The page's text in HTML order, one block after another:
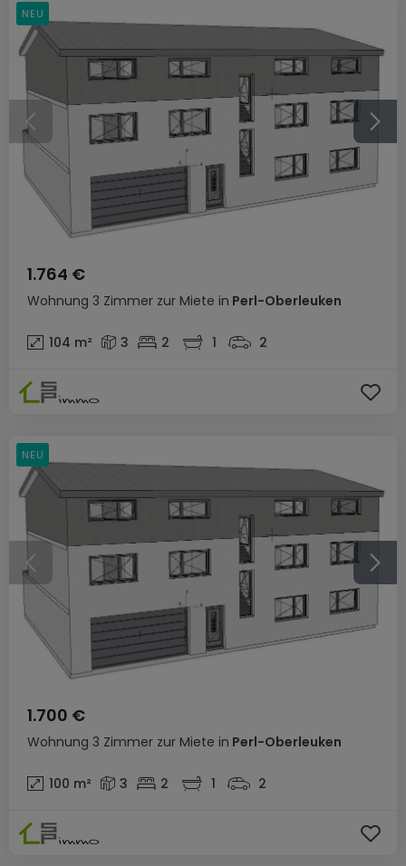
Wohnung 3 Zimmer zur Miete in Perl-Oberleuken
1.764 €
104 m² 3 2 1 2
NEU
Wohnung 3 Zimmer zur Miete in Perl-Oberleuken
1.700 €
100 m² 3 2 1 2
NEU